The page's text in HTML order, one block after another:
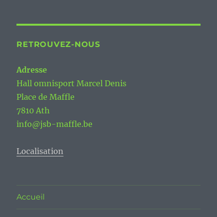
RETROUVEZ-NOUS
Adresse
Hall omnisport Marcel Denis
Place de Maffle
7810 Ath
info@jsb-maffle.be
Localisation
Accueil